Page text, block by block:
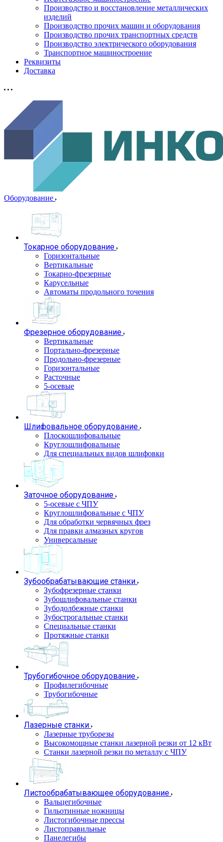
Производство и восстановление металлических
изделий
Производство прочих машин и оборудования
Производство прочих транспортных средств
Производство электрического оборудования
Транспортное машиностроение
Реквизиты
Доставка
Оборудование
Токарное оборудование
Горизонтальные
Вертикальные
Токарно-фрезерные
Карусельные
Автоматы продольного точения
Фрезерное оборудование
Вертикальные
Портально-фрезерные
Продольно-фрезерные
Горизонтальные
Расточные
5-осевые
Шлифовальное оборудование
Плоскошлифовальные
Круглошлифовальные
Для специальных видов шлифовки
Заточное оборудование
5-осевые с ЧПУ
Круглошлифовальные с ЧПУ
Для обработки червячных фрез
Для правки алмазных кругов
Универсальные
Зубообрабатывающие станки
Зубофрезерные станки
Зубошлифовальные станки
Зубодолбежные станки
Зубострогальные станки
Специальные станки
Протяжные станки
Трубогибочное оборудование
Профилегибочные
Трубогибочные
Лазерные станки
Лазерные труборезы
Высокомощные станки лазерной резки от 12 кВт
Станки лазерной резки по металлу с ЧПУ
Листообрабатывающее оборудование
Вальцегибочные
Гильотинные ножницы
Листогибочные прессы
Листоправильные
Панелегибы